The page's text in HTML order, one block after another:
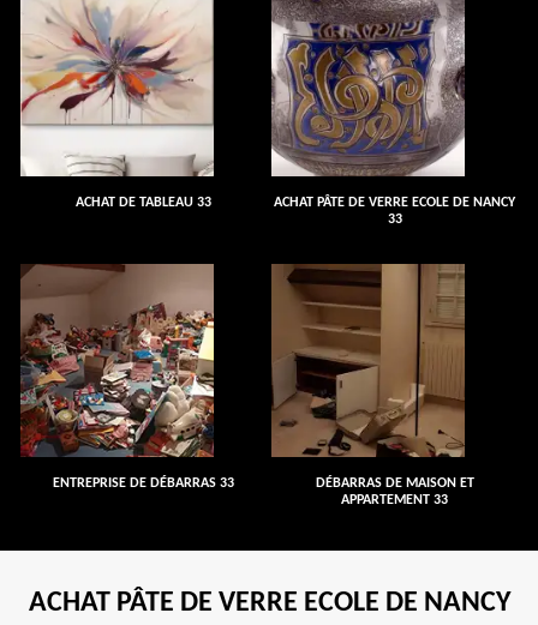
ACHAT DE TABLEAU 33
ACHAT PÂTE DE VERRE ECOLE DE NANCY
33
ENTREPRISE DE DÉBARRAS 33
DÉBARRAS DE MAISON ET
APPARTEMENT 33
ACHAT PÂTE DE VERRE ECOLE DE NANCY